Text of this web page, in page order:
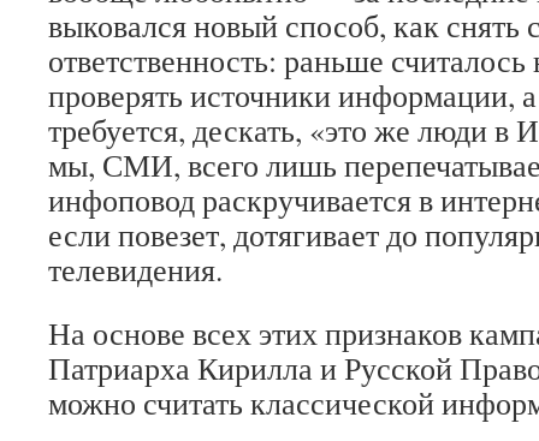
выковался новый способ, как
ответственность: раньше
проверять источники информации,
требуется, дескать, «это же люди в
мы, СМИ, всего лишь
инфоповод раскручивается в
если повезет, дотягивает до
телевидения.
На основе всех этих признаков
Патриарха Кирилла и Русской
можно считать классической